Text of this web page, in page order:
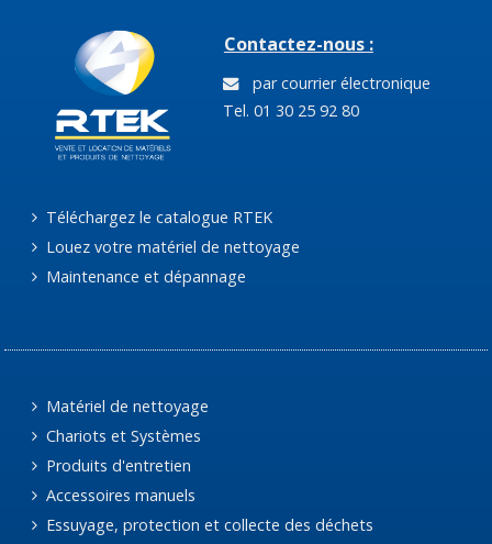
Contactez-nous :
par courrier électronique
Tel. 01 30 25 92 80
Téléchargez le catalogue RTEK
Louez votre matériel de nettoyage
Maintenance et dépannage
Matériel de nettoyage
Chariots et Systèmes
Produits d'entretien
Accessoires manuels
Essuyage, protection et collecte des déchets